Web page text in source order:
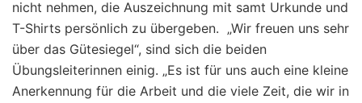
nicht nehmen, die Auszeichnung mit samt Urkunde und
T-Shirts persönlich zu übergeben. „Wir freuen uns sehr
über das Gütesiegel“, sind sich die beiden
Übungsleiterinnen einig. „Es ist für uns auch eine kleine
Anerkennung für die Arbeit und die viele Zeit, die wir in